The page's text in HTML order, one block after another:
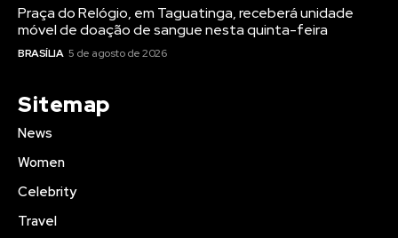
Praça do Relógio, em Taguatinga, receberá unidade
móvel de doação de sangue nesta quinta-feira
BRASÍLIA 5 de agosto de 2026
Sitemap
News
Women
Celebrity
Travel